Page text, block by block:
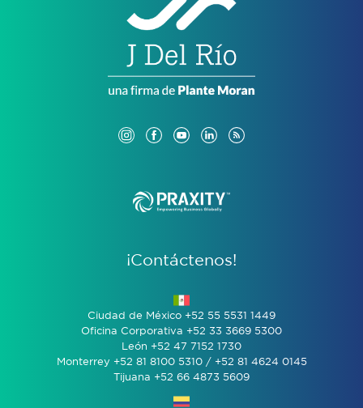
¡Contáctenos!
Ciudad de México +52 55 5531 1449
Oficina Corporativa +52 33 3669 5300
León +52 47 7152 1730
Monterrey +52 81 8100 5310 / +52 81 4624 0145
Tijuana +52 66 4873 5609